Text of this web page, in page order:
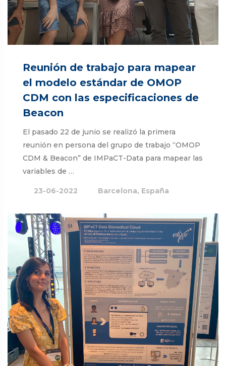
Reunión de trabajo para mapear
el modelo estándar de OMOP
CDM con las especificaciones de
Beacon
El pasado 22 de junio se realizó la primera
reunión en persona del grupo de trabajo “OMOP
CDM & Beacon” de IMPaCT-Data para mapear las
variables de …
23-06-2022 Barcelona, España